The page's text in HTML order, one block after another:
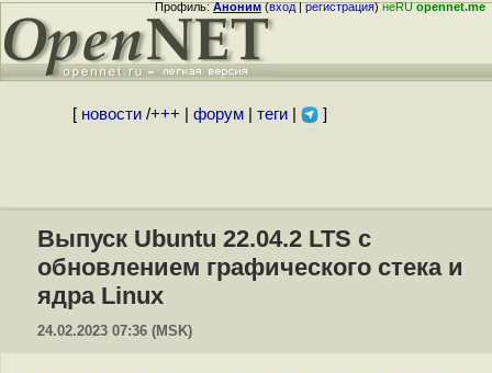
Профиль:Аноним(вход|регистрация)неRUopennet.me
[ новости/+++ форум| теги| ]
Выпуск Ubuntu 22.04.2 LTS c
обновлением графического стека и
ядра Linux
24.02.2023 07:36 (MSK)